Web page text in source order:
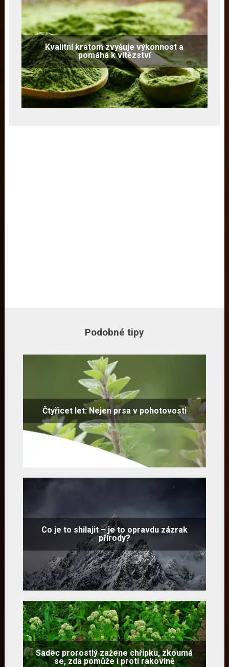
Kvalitní kratom zvyšuje výkonnost a
pomáhá k vítězství
Podobné tipy
Čtyřicet let: Nejen prsa v pohotovosti
Co je to shilajit – je to opravdu zázrak
přírody?
Sadec prorostlý zažene chřipku, zkoumá
se, zda pomůže i proti rakovině